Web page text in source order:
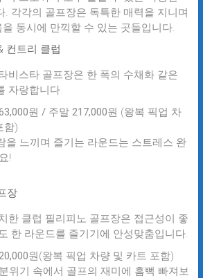
. 각각의 골프장은 독특한 매력을 지니며
동시에 만끽할 수 있는 곳들입니다.
컨트리 클럽
비스타 골프장은 한 폭의 수채화 같은
자랑합니다.
원 / 주말 217,000원 (왕복 픽업 차
함)
을 느끼며 즐기는 라운드는 스트레스 완
!
장
한 클럽 필리피노 골프장은 접근성이 좋
한 라운드를 즐기기에 안성맞춤입니다.
원(왕복 픽업 차량 및 카트 포함)
위기 속에서 골프의 재미에 흠뻑 빠져보